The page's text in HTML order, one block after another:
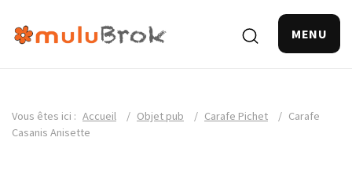
MENU
Vous êtes ici : Accueil / Objet pub / Carafe Pichet / Carafe
Casanis Anisette